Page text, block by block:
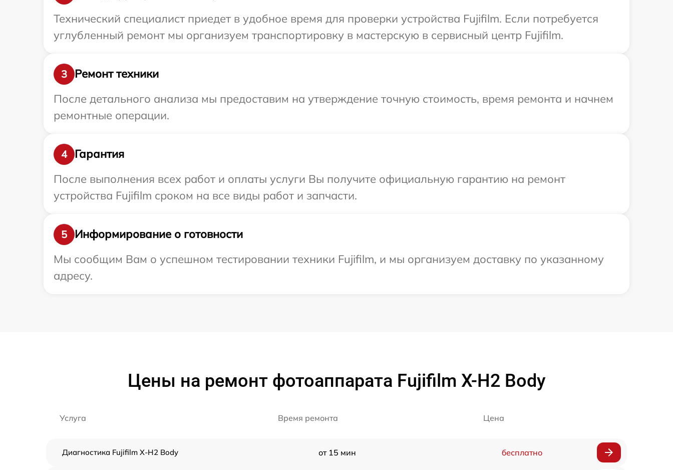
Технический специалист приедет в удобное время для проверки устройства Fujifilm. Если потребуется
углубленный ремонт мы организуем транспортировку в мастерскую в сервисный центр Fujifilm.
3
Ремонт техники
После детального анализа мы предоставим на утверждение точную стоимость, время ремонта и начнем
ремонтные операции.
4
Гарантия
После выполнения всех работ и оплаты услуги Вы получите официальную гарантию на ремонт
устройства Fujifilm сроком на все виды работ и запчасти.
5
Информирование о готовности
Мы сообщим Вам о успешном тестировании техники Fujifilm, и мы организуем доставку по указанному
адресу.
Цены на ремонт фотоаппарата Fujifilm X-H2 Body
Услуга Время ремонта Цена
Диагностика Fujifilm X-H2 Body от 15 мин бесплатно